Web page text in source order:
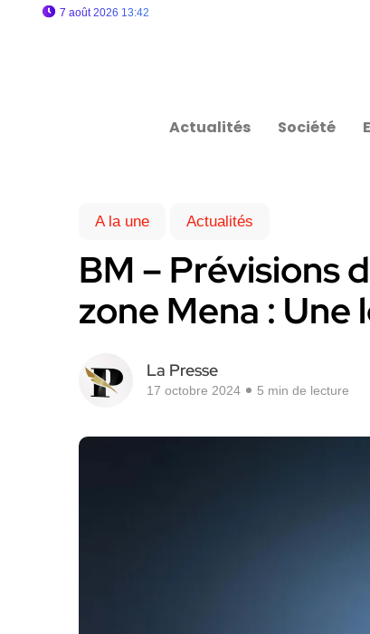
7 août 2026 13:42
Actualités Société
A la une Actualités
BM – Prévisions
zone Mena :
La Presse
17 octobre 2024 5 min de lecture